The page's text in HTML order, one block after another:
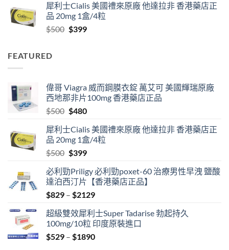
$829
through
犀利士Cialis 美國禮來原廠 他達拉非 香港藥店正
品 20mg 1盒/4粒
$500 Original
$399Current
FEATURED
偉哥 Viagra 威而鋼膜衣錠 萬艾可 美國輝瑞原廠
西地那非片100mg 香港藥店正品
$500 Original
was:
$500.
$480Current
is:
$480.
犀利士Cialis 美國禮來原廠 他達拉非 香港藥店正
品 20mg 1盒/4粒
$500 Original
was:
$500.
$399Current
is:
$399.
必利勁Priligy 必利勁poxet-60 治療男性早洩 鹽酸
達泊西汀片【香港藥店正品】
$829 – $2129Price
$829
through
$2129
超級雙效犀利士Super Tadarise 勃起持久
100mg/10粒 印度原裝進口
$529 – $1890Price